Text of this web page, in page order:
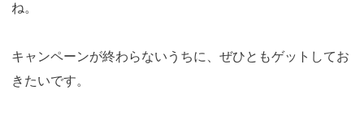
ね。
キャンペーンが終わらないうちに、ぜひともゲットしてお
きたいです。